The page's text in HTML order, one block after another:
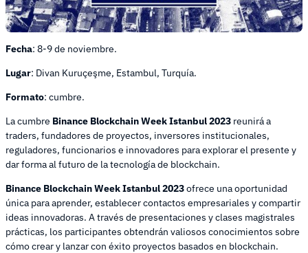
Fecha: 8-9 de noviembre.
Lugar: Divan Kuruçeşme, Estambul, Turquía.
Formato: cumbre.
La cumbre Binance Blockchain Week Istanbul 2023 reunirá a
traders, fundadores de proyectos, inversores institucionales,
reguladores, funcionarios e innovadores para explorar el presente y
dar forma al futuro de la tecnología de blockchain.
Binance Blockchain Week Istanbul 2023ofrece una oportunidad
única para aprender, establecer contactos empresariales y compartir
ideas innovadoras. A través de presentaciones y clases magistrales
prácticas, los participantes obtendrán valiosos conocimientos sobre
cómo crear y lanzar con éxito proyectos basados en blockchain.